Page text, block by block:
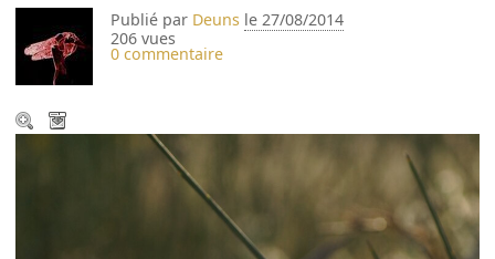
Publié par Deuns le 27/08/2014
206 vues
0 commentaire